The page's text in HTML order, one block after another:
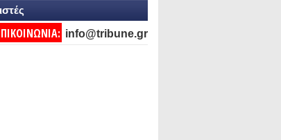
info@tribune.gr